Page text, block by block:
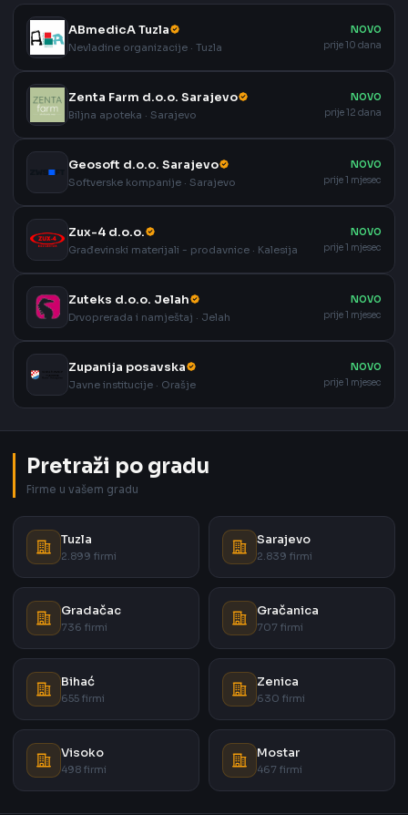
ABmedicA Tuzla
Nevladine organizacije · Tuzla
NOVO
prije 10 dana
Zenta Farm d.o.o. Sarajevo
Biljna apoteka · Sarajevo
NOVO
prije 12 dana
Geosoft d.o.o. Sarajevo
Softverske kompanije · Sarajevo
NOVO
prije 1 mjesec
Zux-4 d.o.o.
Građevinski materijali - prodavnice · Kalesija
NOVO
prije 1 mjesec
Zuteks d.o.o. Jelah
Drvoprerada i namještaj · Jelah
NOVO
prije 1 mjesec
Zupanija posavska
Javne institucije · Orašje
NOVO
prije 1 mjesec
Pretraži po gradu
Firme u vašem gradu
Tuzla
2.899 firmi
Sarajevo
2.839 firmi
Gradačac
736 firmi
Gračanica
707 firmi
Bihać
655 firmi
Zenica
630 firmi
Visoko
498 firmi
Mostar
467 firmi